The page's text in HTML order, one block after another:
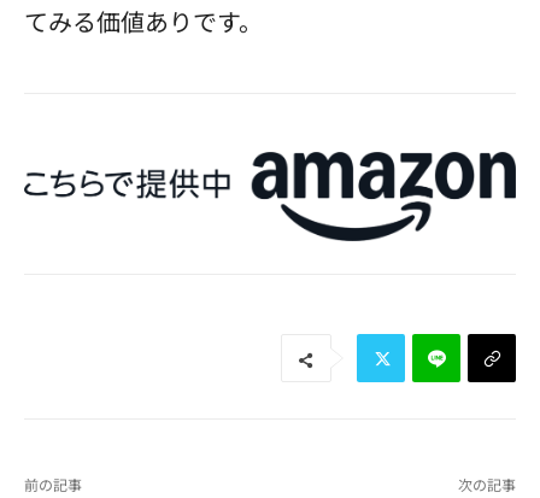
てみる価値ありです。
前の記事 次の記事